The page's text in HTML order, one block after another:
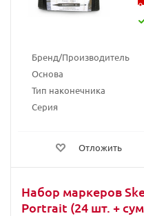
Бренд/Производитель
Основа
Тип наконечника
Серия
Отложить
Набор маркеров
Portrait (24 шт. +